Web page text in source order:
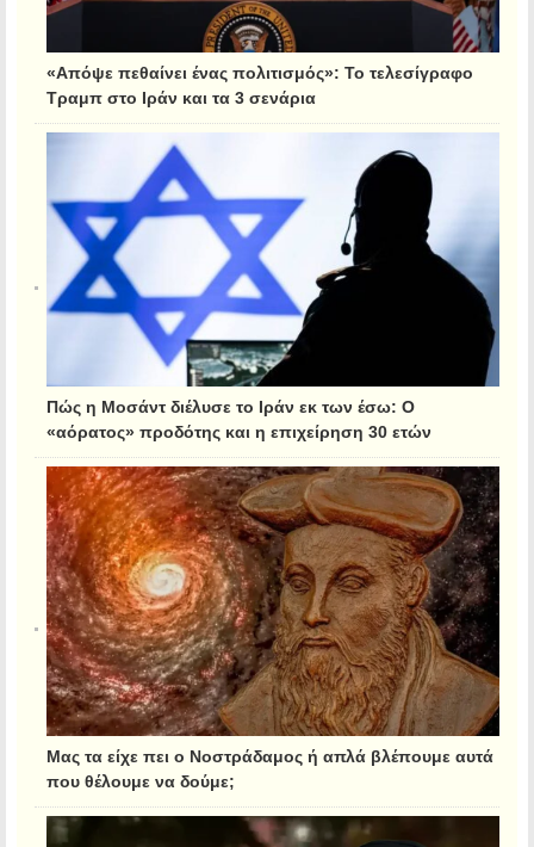
«Απόψε πεθαίνει ένας πολιτισμός»: Το τελεσίγραφο
Τραμπ στο Ιράν και τα 3 σενάρια
Πώς η Μοσάντ διέλυσε το Ιράν εκ των έσω: Ο
«αόρατος» προδότης και η επιχείρηση 30 ετών
Μας τα είχε πει ο Νοστράδαμος ή απλά βλέπουμε αυτά
που θέλουμε να δούμε;